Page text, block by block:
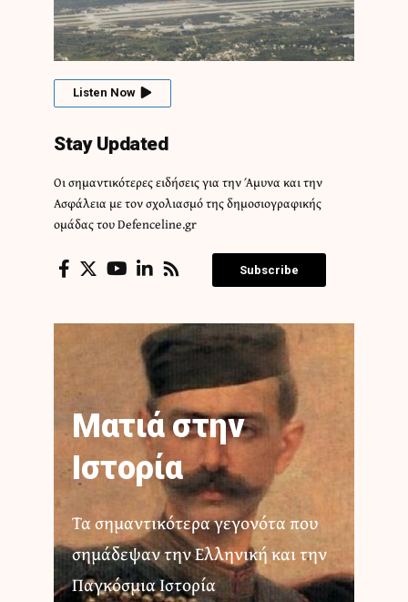
Listen Now
Stay Updated
Οι σημαντικότερες ειδήσεις για την Άμυνα και την
Ασφάλεια με τον σχολιασμό της δημοσιογραφικής
ομάδας του Defenceline.gr
Subscribe
Ματιά στην
Ιστορία
Τα σημαντικότερα γεγονότα που
σημάδεψαν την Ελληνική και την
Παγκόσμια Ιστορία